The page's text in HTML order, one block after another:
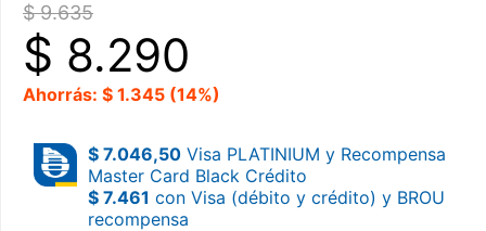
$ 9.635
$ 8.290
Ahorrás: $ 1.345 (14%)
$ 7.046,50 Visa PLATINIUM y Recompensa
Master Card Black Crédito
$ 7.461 con Visa (débito y crédito) y BROU
recompensa